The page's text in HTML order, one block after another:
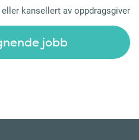
kansellert av oppdragsgiver
jobb